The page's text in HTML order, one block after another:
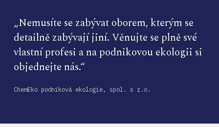
„Nemusíte se zabývat oborem, kterým se
detailně zabývají jiní. Věnujte se plně své
vlastní profesi a na podnikovou ekologii si
objednejte nás.“
ChemEko podniková ekologie, spol. s r.o.